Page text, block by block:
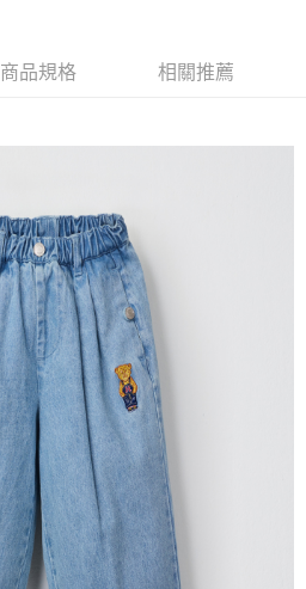
商品規格 相關推薦